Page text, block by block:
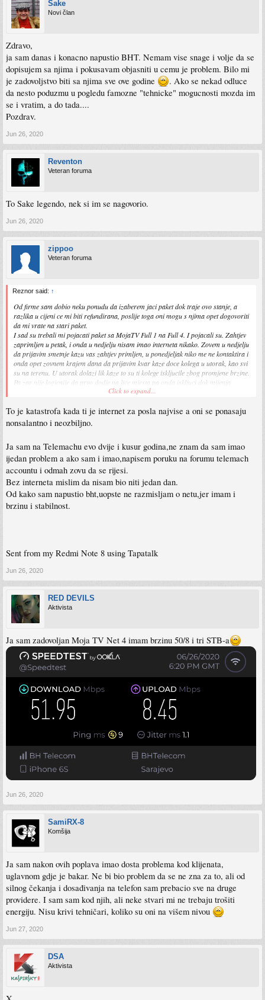
Sake
Novi član
Zdravo,
ja sam danas i konacno napustio BHT. Nemam vise snage i volje da se
dopisujem sa njima i pokusavam objasniti u cemu je problem. Bilo mi
je zadovoljstvo biti sa njima sve ove godine
. Ako se nekad odluce
da nesto poduzmu u pogledu famozne "tehnicke" mogucnosti mozda im
se i vratim, a do tada....
Pozdrav.
Jun 26, 2020
Reventon
Veteran foruma
To Sake legendo, nek si im se nagovorio.
Jun 26, 2020
zippoo
Veteran foruma
Reznor said: ↑
Od firme sam dobio neku ponudu da izaberem jaci paket dok traje ovo stanje, a
razlika u cijeni ce mi biti refundirana, poslije toga oni mogu s njima opet dogovoriti
da mi vrate na stari paket.
I sad su trebali mi pojacati paket sa MojaTV Full 1 na Full 4. I pojacali su. Zahtjev
zaprimljen u petak, i onda u nedjelju nisam imao interneta nikako. Zovem u nedjelju
da prijavim smetnje kazu vas zahtjev primljen, u ponedjeljak niko me ne kontaktira i
onda opet zovnem krajem dana da prijavim kvar kaze doce kolega u utorak, kao svi
su na terenu. U utorak dolazi lik kaze to su ti kolege iskljucile zbog promjene brzine.
Pa zar nije logicnije da prvo dodje na lice mjesta pa onda iskljuci dok mijenja
paket? Morao na sastanke da se javljam preko mobilnog interneta citav dan.
puca konekcija, odjednom krene brzina padati, restartujem router radi opet malo i
tako po citav dan. Koji dan poslije opet bude dobro, evo danas opet se to desava.
Click to expand...
To je katastrofa kada ti je internet za posla najvise a oni se ponasaju
nonsalantno i neozbiljno.
Ja sam na Telemachu evo dvije i kusur godina,ne znam da sam imao
ijedan problem a ako sam i imao,napisem poruku na forumu telemach
accountu i odmah zovu da se rijesi.
Bez interneta mislim da nisam bio niti jedan dan.
Od kako sam napustio bht,uopste ne razmisljam o netu,jer imam i
brzinu i stabilnost.
Sent from my Redmi Note 8 using Tapatalk
Jun 26, 2020
RED DEVILS
Aktivista
Ja sam zadovoljan Moja TV Net 4 imam brzinu 50/8 i tri STB-a
Jun 26, 2020
SamiRX-8
Komšija
Ja sam nakon ovih poplava imao dosta problema kod klijenata,
uglavnom gdje je bakar. Ne bi bio problem da se ne zna za to, ali od
silnog čekanja i dosađivanja na telefon sam prebacio sve na druge
providere. I sam sam kod njih, ali neke stvari mi ne trebaju trošiti
energiju. Nisu krivi tehničari, koliko su oni na višem nivou
Jun 27, 2020
DSA
Aktivista